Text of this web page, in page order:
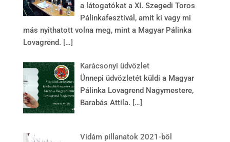
a látogatókat a XI. Szegedi Toros
Pálinkafesztivál, amit ki vagy mi
más nyithatott volna meg, mint a Magyar Pálinka
Lovagrend. […]
Karácsonyi üdvözlet
Ünnepi üdvözletét küldi a Magyar
Pálinka Lovagrend Nagymestere,
Barabás Attila. […]
Vidám pillanatok 2021-ből